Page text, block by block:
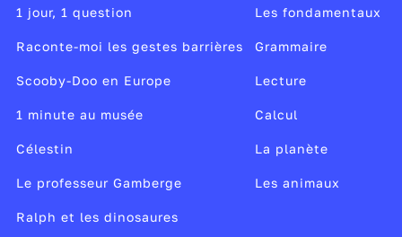
1 jour, 1 question
Raconte-moi les gestes barrières
Scooby-Doo en Europe
1 minute au musée
Célestin
Le professeur Gamberge
Ralph et les dinosaures
Les fondamentaux
Grammaire
Lecture
Calcul
La planète
Les animaux